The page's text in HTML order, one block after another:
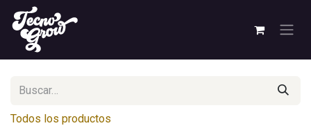
Ir al contenido
Todos los productos